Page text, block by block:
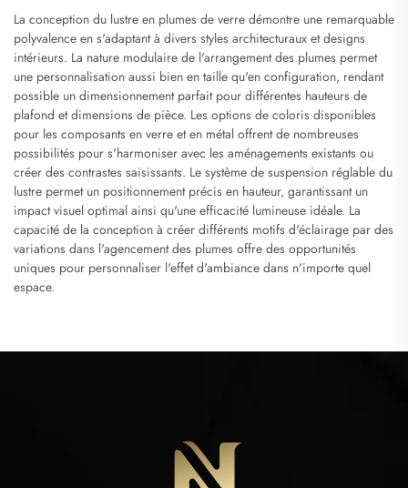
La conception du lustre en plumes de verre démontre une remarquable
polyvalence en s'adaptant à divers styles architecturaux et designs
intérieurs. La nature modulaire de l'arrangement des plumes permet
une personnalisation aussi bien en taille qu'en configuration, rendant
possible un dimensionnement parfait pour différentes hauteurs de
plafond et dimensions de pièce. Les options de coloris disponibles
pour les composants en verre et en métal offrent de nombreuses
possibilités pour s'harmoniser avec les aménagements existants ou
créer des contrastes saisissants. Le système de suspension réglable du
lustre permet un positionnement précis en hauteur, garantissant un
impact visuel optimal ainsi qu'une efficacité lumineuse idéale. La
capacité de la conception à créer différents motifs d'éclairage par des
variations dans l'agencement des plumes offre des opportunités
uniques pour personnaliser l'effet d'ambiance dans n'importe quel
espace.